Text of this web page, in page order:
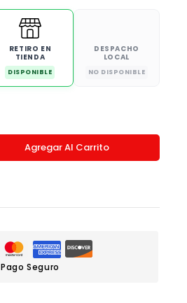
RETIRO EN
TIENDA
DISPONIBLE
DESPACHO
LOCAL
NO DISPONIBLE
Agregar Al Carrito
Pago Seguro